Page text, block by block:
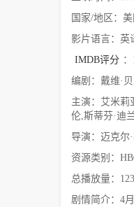
国家/地区：美
影片语言：英
IMDB评分
编剧：戴维·
主演：艾米莉
伦,斯蒂芬·迪
导演：迈克尔
资源类别：
总播放量：
剧情简介：4